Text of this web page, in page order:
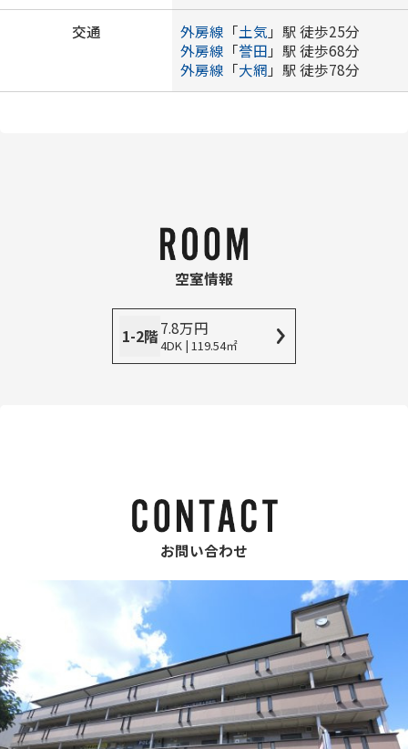
交通 外房線 「土気 」駅 徒歩25分
外房線 「誉田 」駅 徒歩68分
外房線 「大網 」駅 徒歩78分
空室情報
1-2階7.8万円
4DK | 119.54㎡
お問い合わせ